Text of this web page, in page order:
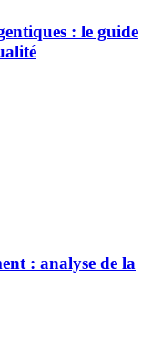
: le guide
: analyse de la